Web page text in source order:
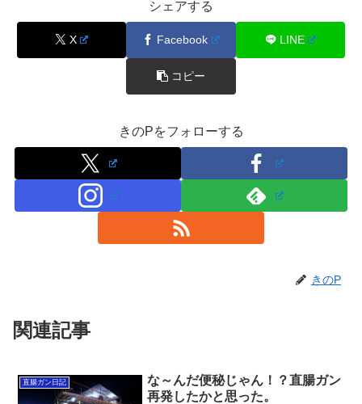
シェアする
X Facebook LINE
コピー
きのPをフォローする
きのP
関連記事
直腸ガン日記
な～んだ便秘じゃん！？直腸ガン
再発したかと思った。